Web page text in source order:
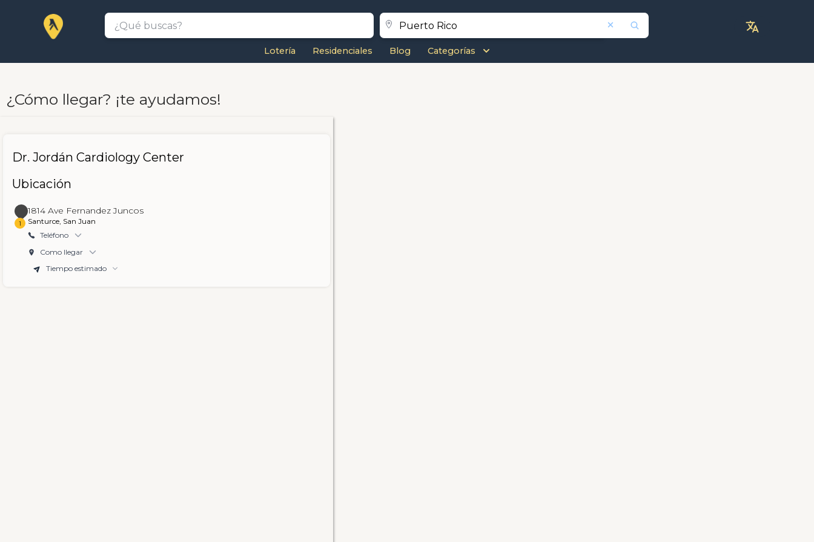
Lotería Residenciales Blog Categorías
¿Cómo llegar? ¡te ayudamos!
Dr. Jordán Cardiology Center
Ubicación
1
1814 Ave Fernandez Juncos
Santurce, San Juan
Teléfono
Como llegar
Tiempo estimado